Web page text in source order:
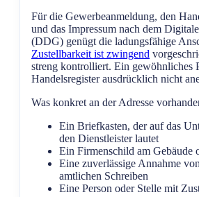
Für die Gewerbeanmeldung, den
und das Impressum nach dem
(DDG) genügt die ladungsfähige
Zustellbarkeit ist zwingend
streng kontrolliert. Ein gewöhnliches
Handelsregister ausdrücklich nicht
Was konkret an der Adresse
Ein Briefkasten, der auf das
den Dienstleister lautet
Ein Firmenschild am Gebäude
Eine zuverlässige Annahme
amtlichen Schreiben
Eine Person oder Stelle mit